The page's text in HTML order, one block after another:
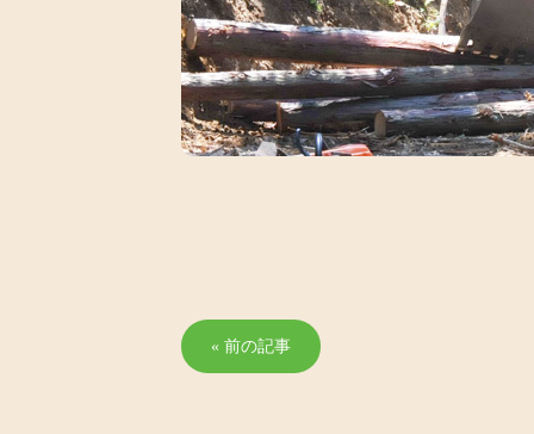
« 前の記事